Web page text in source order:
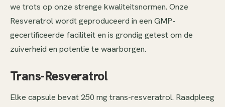
we trots op onze strenge kwaliteitsnormen. Onze
Resveratrol wordt geproduceerd in een GMP-
gecertificeerde faciliteit en is grondig getest om de
zuiverheid en potentie te waarborgen.
Trans-Resveratrol
Elke capsule bevat 250 mg trans-resveratrol. Raadpleeg